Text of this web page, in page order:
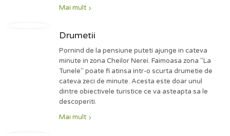
Mai mult
Drumetii
Pornind de la pensiune puteti ajunge in cateva
minute in zona Cheilor Nerei. Faimoasa zona "La
Tunele" poate fi atinsa intr-o scurta drumetie de
cateva zeci de minute. Acesta este doar unul
dintre obiectivele turistice ce va asteapta sa le
descoperiti.
Mai mult